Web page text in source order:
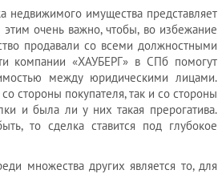
недвижимого имущества представляет
очень важно, чтобы, во избежание
продавали со всеми должностными
компании «ХАУБЕРГ» в СПб помогут
между юридическими лицами.
стороны покупателя, так и со стороны
и была ли у них такая прерогатива.
то сделка ставится под глубокое
множества других является то, для